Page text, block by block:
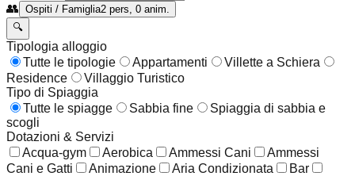
👥 Ospiti / Famiglia2 pers, 0 anim.
🔍
Tipologia alloggio
Tutte le tipologie
Appartamenti
Villette a Schiera
Residence
Villaggio Turistico
Tipo di Spiaggia
Tutte le spiagge
Sabbia fine
Spiaggia di sabbia e
scogli
Dotazioni & Servizi
Acqua-gym
Aerobica Ammessi Cani
Ammessi
Cani e Gatti
Animazione Aria Condizionata
Bar